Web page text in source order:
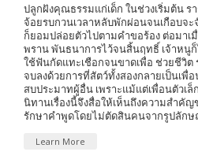
ปลูกฝังคุณธรรมแก่เด็ก ในช่วงเริ่มต้น
จ้อยรบกวนเวลาหลับพักผ่อนจนเกือบจ
ก็ยอมปล่อยตัวไปตามคำขอร้อง ต่อมาเ
พราน พันธนาการไว้จนสิ้นฤทธิ์ เจ้าห
ใช้ฟันกัดแทะเชือกจนขาดเพื่อ ช่วยชีวิต
จบลงด้วยการที่สัตว์ทั้งสองกลายเป็นเพื่
สบประมาทผู้อื่น เพราะแม้แต่เพื่อนตัวเ
นิทานเรื่องนี้จึงสื่อให้เห็นถึงความสำคัญ
รักษาคำพูดโดยไม่ตัดสินคนจากรูปลัก
Learn More